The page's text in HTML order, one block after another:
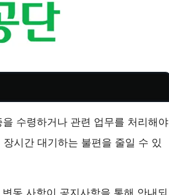
수령하거나 관련 업무를 처리해야
장시간 대기하는 불편을 줄일 수 있
동 사항이 공지사항을 통해 안내되